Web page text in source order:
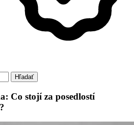
Hľadať
Co stojí za posedlostí